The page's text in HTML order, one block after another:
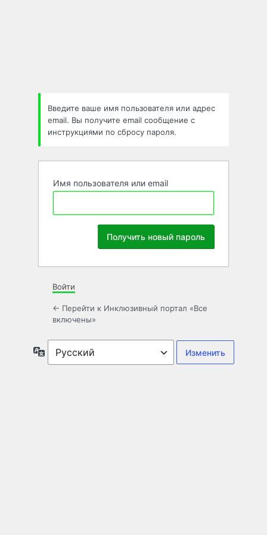
Введите ваше имя пользователя или адрес
email. Вы получите email сообщение с
инструкциями по сбросу пароля.
Имя пользователя или email
Войти
← Перейти к Инклюзивный портал «Все
включены»
Язык